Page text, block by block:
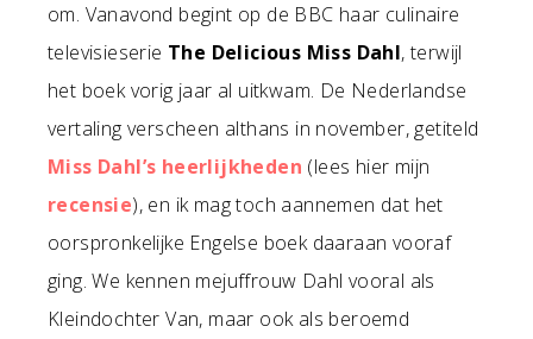
om. Vanavond begint op de BBC haar culinaire
televisieserie The Delicious Miss Dahl, terwijl
het boek vorig jaar al uitkwam. De Nederlandse
vertaling verscheen althans in november, getiteld
Miss Dahl’s heerlijkheden (lees hier mijn
recensie), en ik mag toch aannemen dat het
oorspronkelijke Engelse boek daaraan vooraf
ging. We kennen mejuffrouw Dahl vooral als
Kleindochter Van, maar ook als beroemd